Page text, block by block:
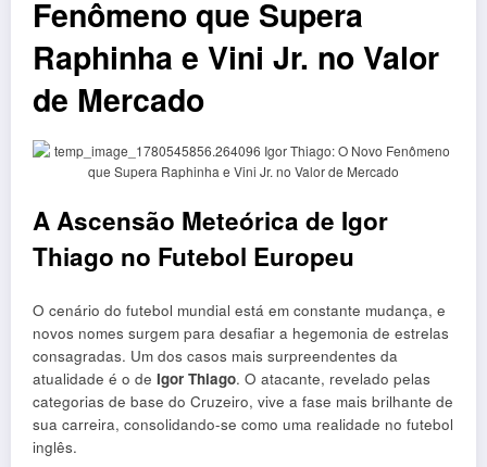
Fenômeno que Supera
Raphinha e Vini Jr. no Valor
de Mercado
A Ascensão Meteórica de Igor
Thiago no Futebol Europeu
O cenário do futebol mundial está em constante mudança, e
novos nomes surgem para desafiar a hegemonia de estrelas
consagradas. Um dos casos mais surpreendentes da
atualidade é o de Igor Thiago. O atacante, revelado pelas
categorias de base do Cruzeiro, vive a fase mais brilhante de
sua carreira, consolidando-se como uma realidade no futebol
inglês.